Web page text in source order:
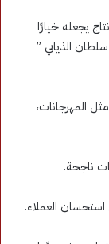
يجعله خيارًا
سلطان الذيابي ”
المهرجانات،
ناجحة.
استحسان العملاء.